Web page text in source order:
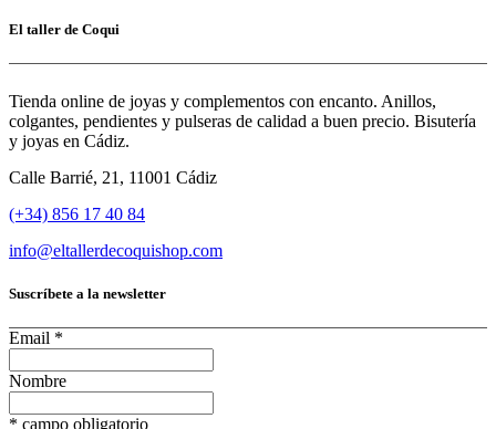
El taller de Coqui
Tienda online de joyas y complementos con encanto. Anillos,
colgantes, pendientes y pulseras de calidad a buen precio. Bisutería
y joyas en Cádiz.
Calle Barrié, 21, 11001 Cádiz
(+34) 856 17 40 84
info@eltallerdecoquishop.com
Suscríbete a la newsletter
Email *
Nombre
* campo obligatorio